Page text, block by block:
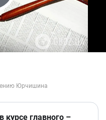
Video
курсе главного –